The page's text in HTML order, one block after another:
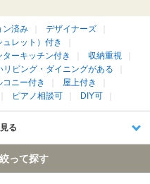
ン済み
デザイナーズ
レット）付き
ターキッチン付き
収納重視
リビング・ダイニングがある
コニー付き
屋上付き
ピアノ相談可 DIY可
る
って探す